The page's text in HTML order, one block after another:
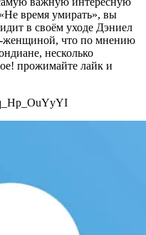
время умирать», вы
в своём уходе Дэниел
женщиной, что по мнению
несколько
прожимайте лайк и